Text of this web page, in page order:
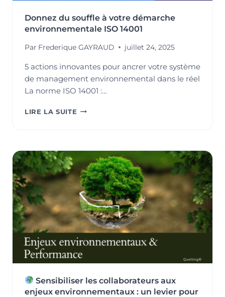
Donnez du souffle à votre démarche
environnementale ISO 14001
Par Frederique GAYRAUD juillet 24, 2025
5 actions innovantes pour ancrer votre système
de management environnemental dans le réel
La norme ISO 14001 :…
LIRE LA SUITE DONNEZ
VOTRE
DÉMARCHE
ENVIRONNEMENTALE
ISO
14001
Sensibiliser les collaborateurs aux
enjeux environnementaux : un levier pour